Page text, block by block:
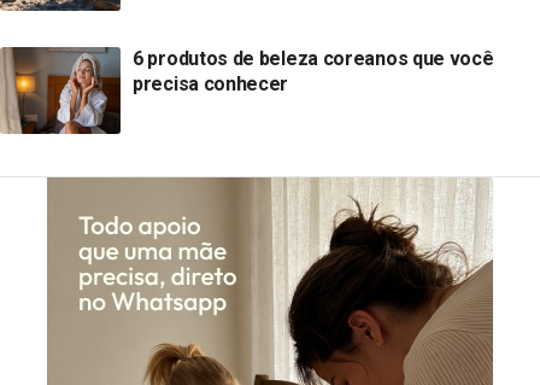
6 produtos de beleza coreanos que você
precisa conhecer